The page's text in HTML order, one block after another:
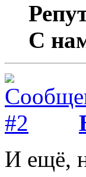
С
И ещё,